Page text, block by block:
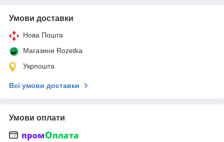
Умови доставки
Нова Пошта
Магазини Rozetka
Укрпошта
Всі умови доставки
Умови оплати